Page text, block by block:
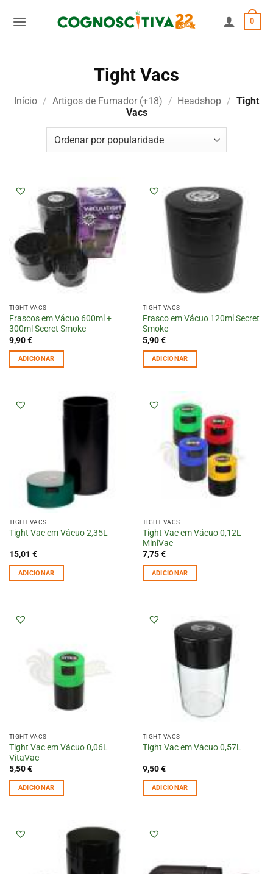
0
Tight Vacs
Início / Artigos de Fumador (+18) / Headshop / Tight
Vacs
TIGHT VACS
Frascos em Vácuo 600ml +
300ml Secret Smoke
9,90€
ADICIONAR
TIGHT VACS
Frasco em Vácuo 120ml Secret
Smoke
5,90€
ADICIONAR
TIGHT VACS
Tight Vac em Vácuo 2,35L
15,01 €
ADICIONAR
TIGHT VACS
Tight Vac em Vácuo 0,12L
MiniVac
7,75€
ADICIONAR
TIGHT VACS
Tight Vac em Vácuo 0,06L
VitaVac
5,50€
ADICIONAR
TIGHT VACS
Tight Vac em Vácuo 0,57L
9,50€
ADICIONAR